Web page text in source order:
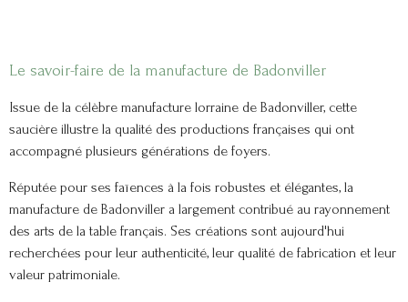
Le savoir-faire de la manufacture de Badonviller
Issue de la célèbre manufacture lorraine de Badonviller, cette
saucière illustre la qualité des productions françaises qui ont
accompagné plusieurs générations de foyers.
Réputée pour ses faïences à la fois robustes et élégantes, la
manufacture de Badonviller a largement contribué au rayonnement
des arts de la table français. Ses créations sont aujourd'hui
recherchées pour leur authenticité, leur qualité de fabrication et leur
valeur patrimoniale.